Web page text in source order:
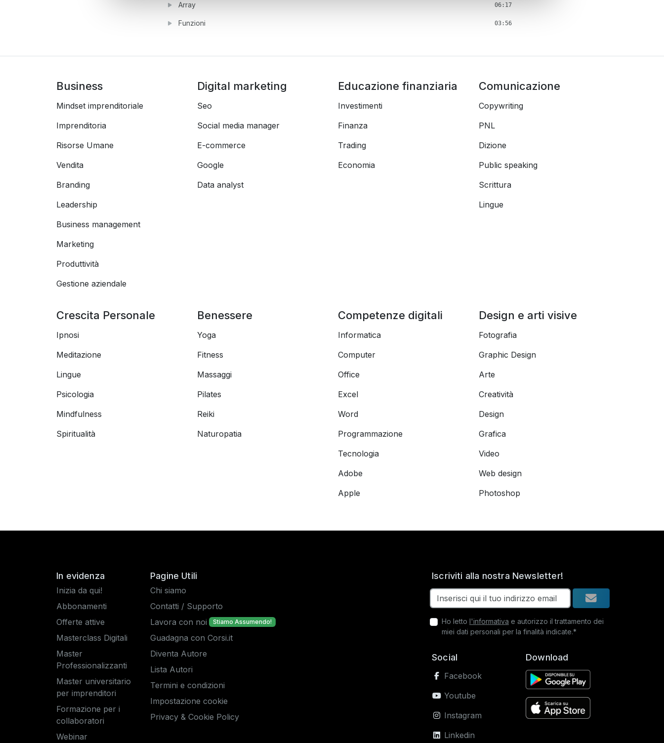
Array 06:17
Funzioni 03:56
Business
Mindset imprenditoriale
Imprenditoria
Risorse Umane
Vendita
Branding
Leadership
Business management
Marketing
Produttività
Gestione aziendale
Digital marketing
Seo
Social media manager
E-commerce
Google
Data analyst
Educazione finanziaria
Investimenti
Finanza
Trading
Economia
Comunicazione
Copywriting
PNL
Dizione
Public speaking
Scrittura
Lingue
Crescita Personale
Ipnosi
Meditazione
Lingue
Psicologia
Mindfulness
Spiritualità
Benessere
Yoga
Fitness
Massaggi
Pilates
Reiki
Naturopatia
Competenze digitali
Informatica
Computer
Office
Excel
Word
Programmazione
Tecnologia
Adobe
Apple
Design e arti visive
Fotografia
Graphic Design
Arte
Creatività
Design
Grafica
Video
Web design
Photoshop
In evidenza
Inizia da qui!
Abbonamenti
Offerte attive
Masterclass Digitali
Master
Professionalizzanti
Master universitario
per imprenditori
Formazione per i
collaboratori
Webinar
Pagine Utili
Chi siamo
Contatti / Supporto
Lavora con noi
Stiamo Assumendo!
Guadagna con Corsi.it
Diventa Autore
Lista Autori
Termini e condizioni
Impostazione cookie
Privacy & Cookie Policy
Iscriviti alla nostra Newsletter!
Ho letto l'informativa e autorizzo il trattamento dei
miei dati personali per la finalità indicate.*
Social
Facebook
Youtube
Instagram
Linkedin
Download